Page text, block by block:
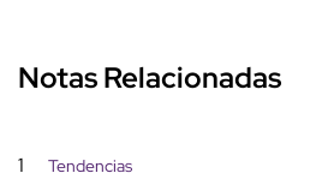
Notas Relacionadas
1 Tendencias